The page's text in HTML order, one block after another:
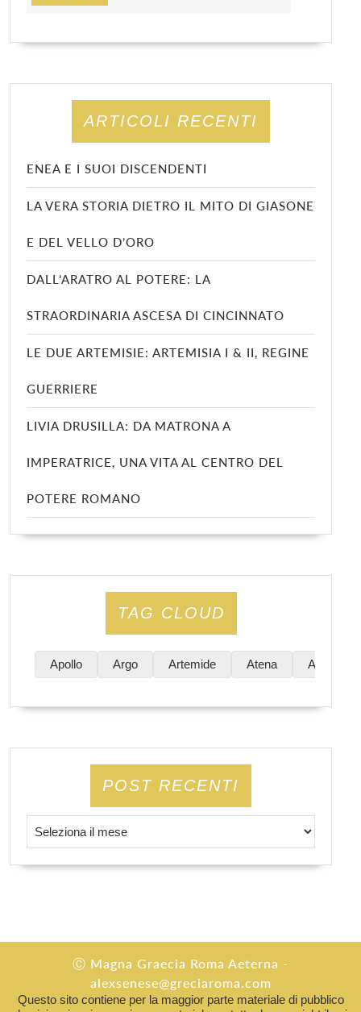
ARTICOLI RECENTI
ENEA E I SUOI DISCENDENTI
LA VERA STORIA DIETRO IL MITO DI GIASONE
E DEL VELLO D’ORO
DALL’ARATRO AL POTERE: LA
STRAORDINARIA ASCESA DI CINCINNATO
LE DUE ARTEMISIE: ARTEMISIA I & II, REGINE
GUERRIERE
LIVIA DRUSILLA: DA MATRONA A
IMPERATRICE, UNA VITA AL CENTRO DEL
POTERE ROMANO
TAG CLOUD
Apollo Argo Artemide Atena Atene
POST RECENTI
Ⓒ Magna Graecia Roma Aeterna -
alexsenese@greciaroma.com
Questo sito contiene per la maggior parte materiale di pubblico